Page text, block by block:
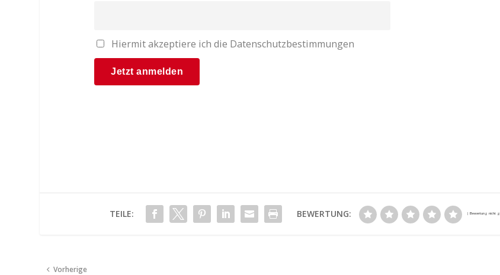
Hiermit akzeptiere ich die Datenschutzbestimmungen
TEILE: BEWERTUNG:
Vorherige